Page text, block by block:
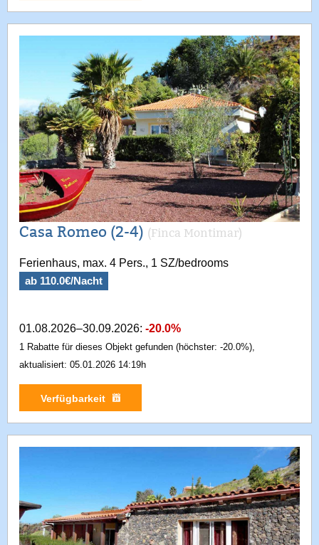
Casa Romeo (2-4) (Finca Montimar)
Ferienhaus, max. 4 Pers., 1 SZ/bedrooms
ab 110.0€/Nacht
01.08.2026–30.09.2026: -20.0%
1 Rabatte für dieses Objekt gefunden (höchster: -20.0%),
aktualisiert: 05.01.2026 14:19h
Verfügbarkeit